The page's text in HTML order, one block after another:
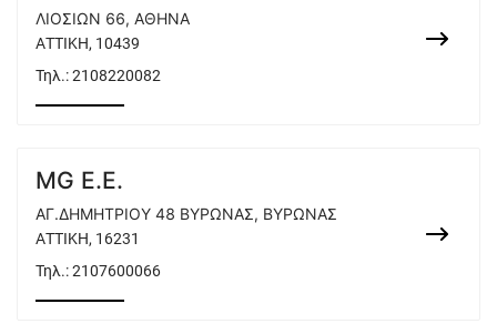
ΛΙΟΣΙΩΝ 66, ΑΘΗΝΑ
ΑΤΤΙΚΗ, 10439
Τηλ.:2108220082
MG E.E.
ΑΓ.ΔΗΜΗΤΡΙΟΥ 48 ΒΥΡΩΝΑΣ, ΒΥΡΩΝΑΣ
ΑΤΤΙΚΗ, 16231
Τηλ.:2107600066